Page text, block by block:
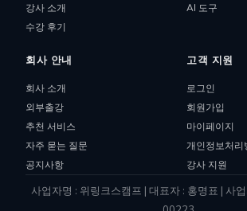
강사 소개
수강 후기
AI 도구
회사 안내
회사 소개
외부출강
추천 서비스
자주 묻는 질문
공지사항
고객 지원
로그인
회원가입
마이페이지
개인정보처리
강사 지원
사업자명 : 위링크스캠프 | 대표자 : 홍명표 | 사